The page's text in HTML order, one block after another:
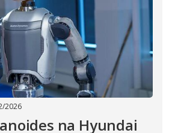
2026
na Hyundai